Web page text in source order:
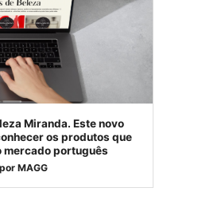
Miranda. Este novo
os produtos que
mercado português
por MAGG